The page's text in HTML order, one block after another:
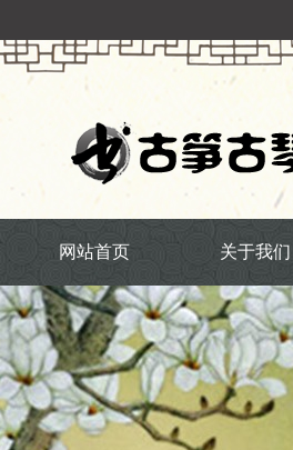
网站首页 关于我们